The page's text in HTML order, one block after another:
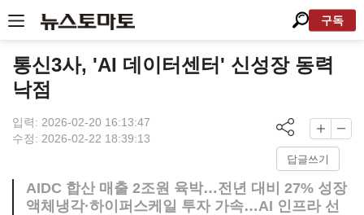
구독
통신3사, 'AI 데이터센터' 신성장 동력
낙점
입력: 2026-02-20 16:13:47
수정: 2026-02-22 18:39:13
답글쓰기
AIDC 합산 매출 2조원 육박…전년 대비 27% 성장
액체냉각·하이퍼스케일 투자 가속…AI 인프라 선